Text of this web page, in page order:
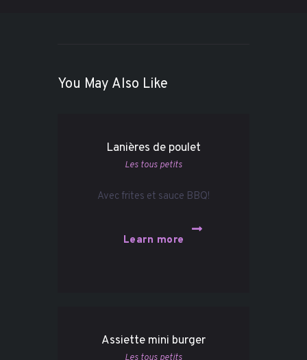
You May Also Like
Lanières de poulet
Les tous petits
Avec frites et sauce BBQ!
Learn more
Assiette mini burger